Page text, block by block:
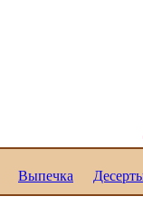
Выпечка